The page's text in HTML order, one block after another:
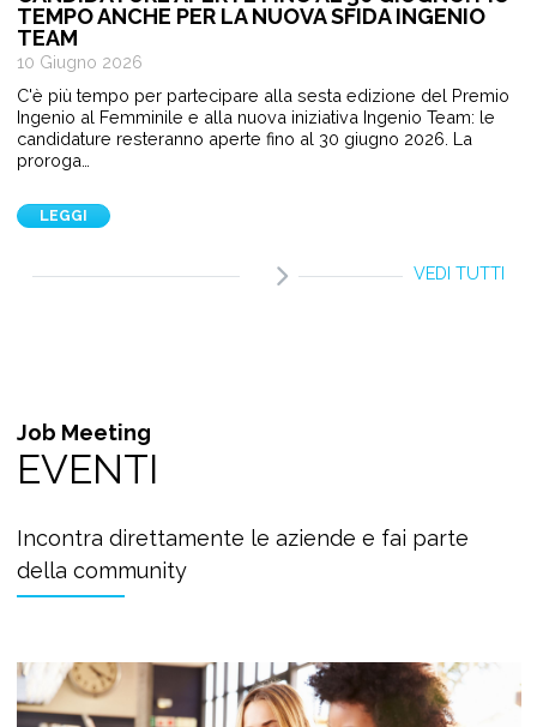
TEMPO ANCHE PER LA NUOVA SFIDA INGENIO
TEAM
10 Giugno 2026
C'è più tempo per partecipare alla sesta edizione del Premio
Ingenio al Femminile e alla nuova iniziativa Ingenio Team: le
candidature resteranno aperte fino al 30 giugno 2026. La
proroga…
LEGGI
VEDI TUTTI
Job Meeting
EVENTI
Incontra direttamente le aziende e fai parte
della community